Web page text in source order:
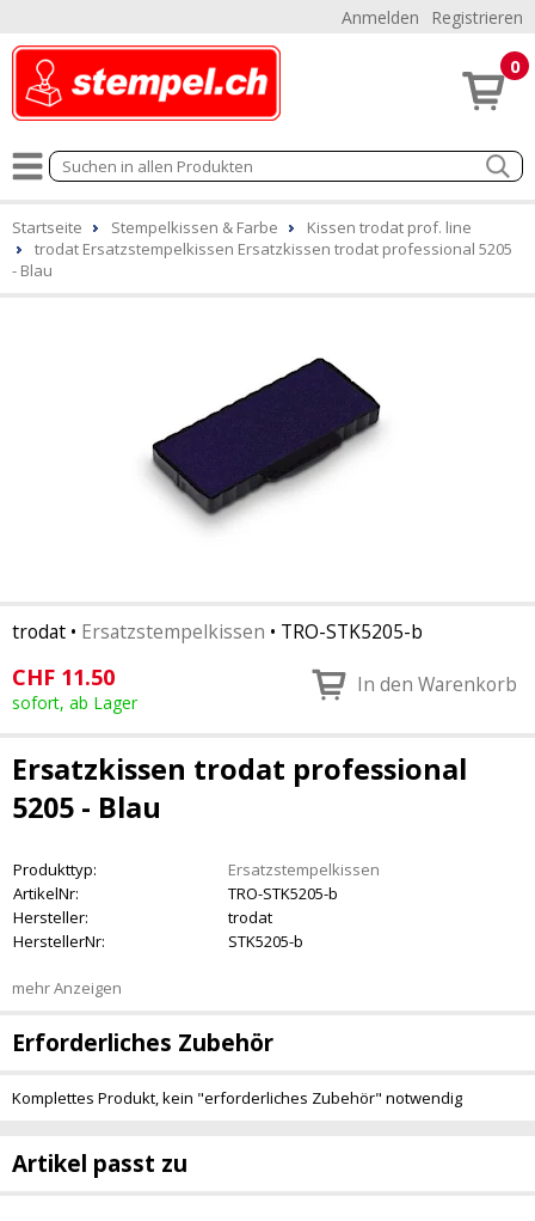
Anmelden Registrieren
0
Startseite Stempelkissen & Farbe
Kissen trodat prof. line
trodat Ersatzstempelkissen Ersatzkissen trodat professional 5205
- Blau
trodat • Ersatzstempelkissen • TRO-STK5205-b
CHF 11.50
sofort, ab Lager
In den Warenkorb
Ersatzkissen trodat professional
5205 - Blau
Produkttyp:
Ersatzstempelkissen
ArtikelNr:
TRO-STK5205-b
Hersteller:
trodat
HerstellerNr:
STK5205-b
mehr Anzeigen
Erforderliches Zubehör
Komplettes Produkt, kein "erforderliches Zubehör" notwendig
Artikel passt zu